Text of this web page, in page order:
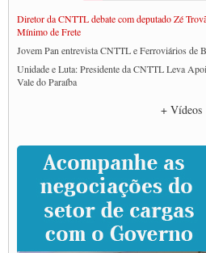
Diretor da CNTTL debate com deputado Zé
Mínimo de Frete
Jovem Pan entrevista CNTTL e Ferroviários de
Unidade e Luta: Presidente da CNTTL Leva
Vale do Paraíba
Caminhoneiros prometem paralisação e cobram
CNTTL e lideranças de caminhoneiros participam
rodovias
Paulinho e Litti debatem política global para
SUTCRA no Uruguai
Grande Conquista da Categoria transporte de
+ Vídeos